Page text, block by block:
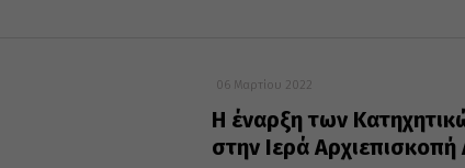
06 Μαρτίου 2022
Η έναρξη των
στην Ιερά